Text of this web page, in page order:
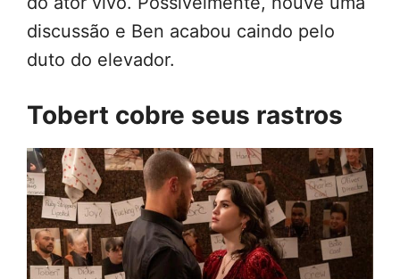
discussão e Ben acabou caindo pelo
duto do elevador.
Tobert cobre seus rastros